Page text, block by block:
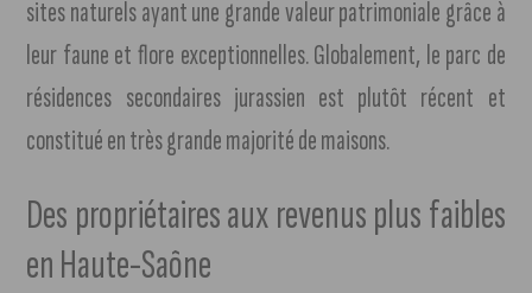
sites naturels ayant une grande valeur patrimoniale grâce à
leur faune et flore exceptionnelles. Globalement, le parc de
résidences secondaires jurassien est plutôt récent et
constitué en très grande majorité de maisons.
Des propriétaires aux revenus plus faibles
en Haute-Saône